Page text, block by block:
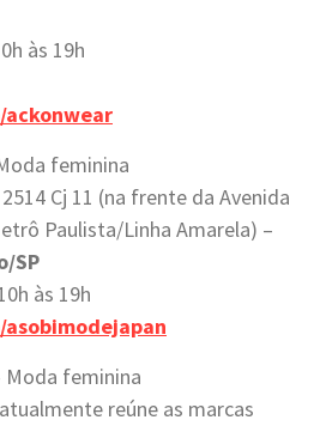
às 19h
feminina
Cj 11 (na frente da Avenida
Paulista/Linha Amarela) –
SP
às 19h
Moda feminina
reúne as marcas